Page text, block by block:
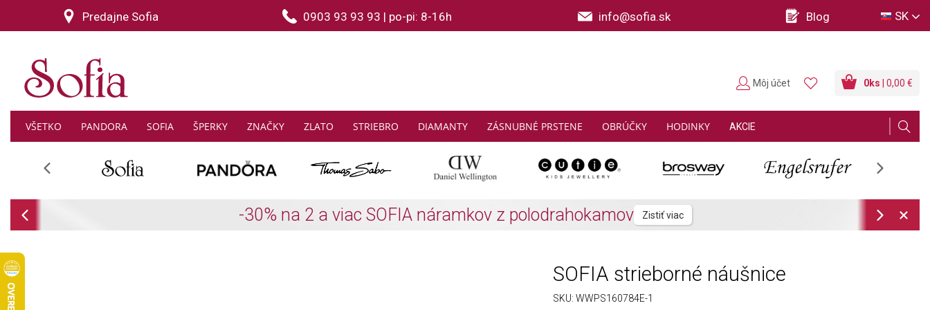
Predajne Sofia 0903 93 93 93 | po-pi: 8-16h info@sofia.sk Blog SK
VŠETKO PANDORA SOFIA ŠPERKY ZNAČKY ZLATO STRIEBRO DIAMANTY ZÁSNUBNÉ PRSTENE OBRÚČKY HODINKY AKCIE
0ks | 0,00 €
Môj účet
THOMAS SABO: Zbierajte a ušetrite Zistiť viac
SOFIA strieborné náušnice
SKU: WWPS160784E-1